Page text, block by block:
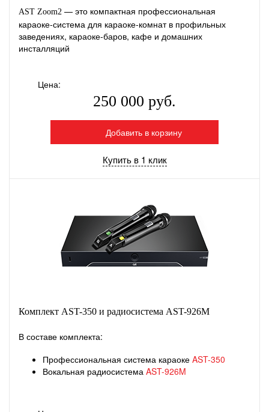
AST Zoom2 — это компактная профессиональная
караоке-система для караоке-комнат в профильных
заведениях, караоке-баров, кафе и домашних
инсталляций
Цена:
250 000 руб.
Добавить в корзину
Купить в 1 клик
Комплект AST-350 и радиосистема AST-926M
В составе комплекта:
Профессиональная система караоке AST-350
Вокальная радиосистема AST-926M